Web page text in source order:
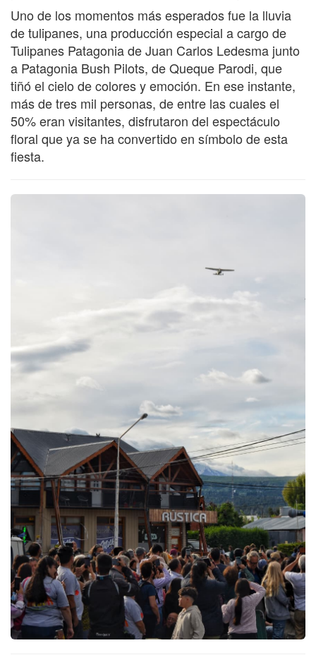
Uno de los momentos más esperados fue la lluvia
de tulipanes, una producción especial a cargo de
Tulipanes Patagonia de Juan Carlos Ledesma junto
a Patagonia Bush Pilots, de Queque Parodi, que
tiñó el cielo de colores y emoción. En ese instante,
más de tres mil personas, de entre las cuales el
50% eran visitantes, disfrutaron del espectáculo
floral que ya se ha convertido en símbolo de esta
fiesta.